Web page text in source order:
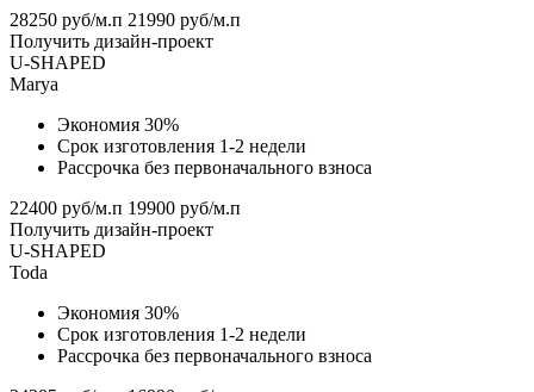
28250 руб/м.п 21990 руб/м.п
Получить дизайн-проект
U-SHAPED
Marya
Экономия 30%
Срок изготовления 1-2 недели
Рассрочка без первоначального взноса
22400 руб/м.п 19900 руб/м.п
Получить дизайн-проект
U-SHAPED
Toda
Экономия 30%
Срок изготовления 1-2 недели
Рассрочка без первоначального взноса